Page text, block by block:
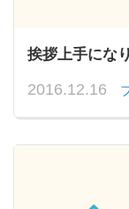
挨拶上手にな
2016.12.16